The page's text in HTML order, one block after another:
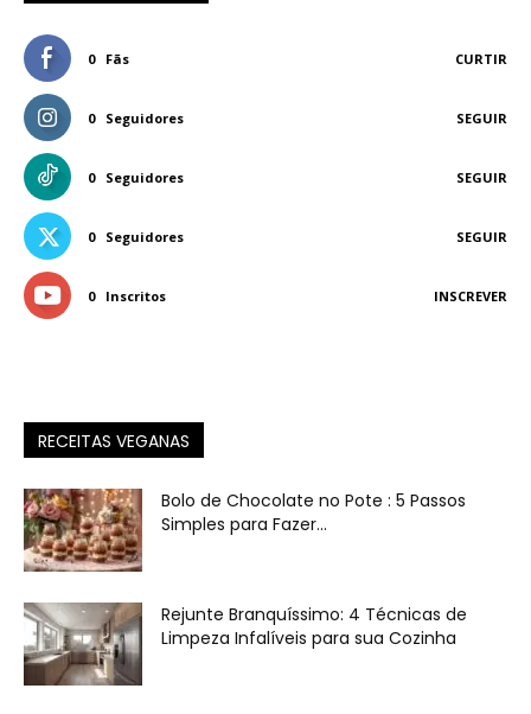
0 Fãs CURTIR
0 Seguidores SEGUIR
0 Seguidores SEGUIR
0 Seguidores SEGUIR
0 Inscritos INSCREVER
RECEITAS VEGANAS
Bolo de Chocolate no Pote : 5 Passos
Simples para Fazer...
Rejunte Branquíssimo: 4 Técnicas de
Limpeza Infalíveis para sua Cozinha